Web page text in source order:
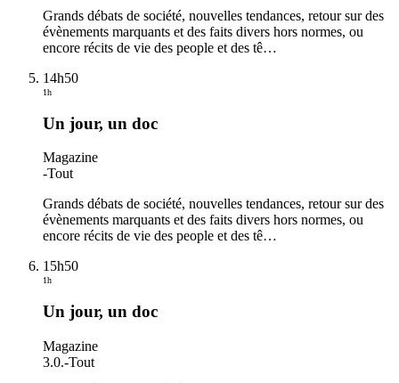
Grands débats de société, nouvelles tendances, retour sur des
évènements marquants et des faits divers hors normes, ou
encore récits de vie des people et des tê…
14h50
1h
Un jour, un doc
Magazine
-Tout
Grands débats de société, nouvelles tendances, retour sur des
évènements marquants et des faits divers hors normes, ou
encore récits de vie des people et des tê…
15h50
1h
Un jour, un doc
Magazine
3.0.-Tout